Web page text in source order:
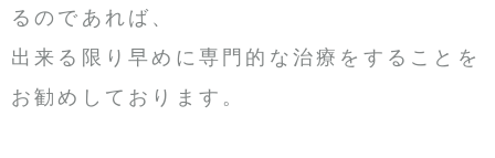
るのであれば、
出来る限り早めに専門的な治療をすることを
お勧めしております。